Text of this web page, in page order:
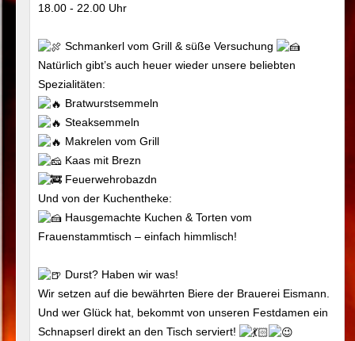
18.00 - 22.00 Uhr
Schmankerl vom Grill & süße Versuchung
Natürlich gibt’s auch heuer wieder unsere beliebten
Spezialitäten:
Bratwurstsemmeln
Steaksemmeln
Makrelen vom Grill
Kaas mit Brezn
Feuerwehrobazdn
Und von der Kuchentheke:
Hausgemachte Kuchen & Torten vom
Frauenstammtisch – einfach himmlisch!
Durst? Haben wir was!
Wir setzen auf die bewährten Biere der Brauerei Eismann.
Und wer Glück hat, bekommt von unseren Festdamen ein
Schnapserl direkt an den Tisch serviert!